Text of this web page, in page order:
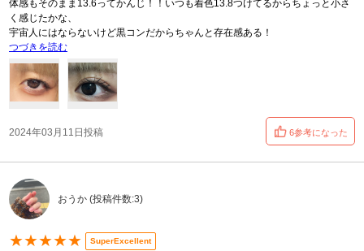
体感もそのまま13.6ってかんじ！！いつも着色13.8つけてるからちょっと小さ
く感じたかな、
宇宙人にはならないけど黒コンだからちゃんと存在感ある！
つづきを読む
2024年03月11日投稿 6参考になった
おうか (投稿件数:3)
★★★★★ SuperExcellent